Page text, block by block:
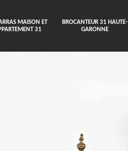
MAISON ET
31
BROCANTEUR 31 HAUTE-
GARONNE